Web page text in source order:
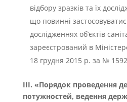
відбору зразків та їх
що повинні
дослідженнях об’єктів
зареєстрований в
18 грудня 2015 р. за №
ІІІ. «Порядок проведення
потужностей, ведення